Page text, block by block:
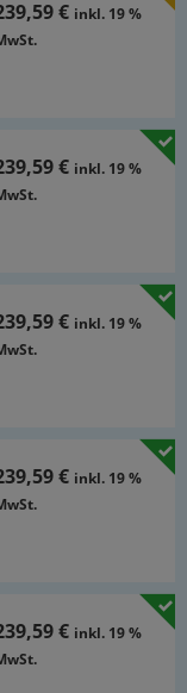
-M ,
geschlossen (0
Durch
für die Auswahl
€ inkl. 19 %
€ inkl. 19 %
€ inkl. 19 %
€ inkl. 19 %
€ inkl. 19 %